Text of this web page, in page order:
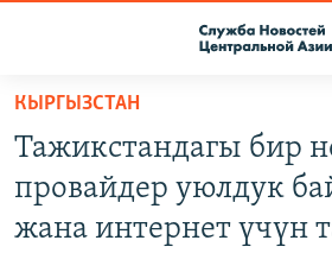
Вернуться
основному
содержанию
Вернутся
КОНТАКТЫ
КЫРГЫЗСТАН
Тажикстандагы бир
провайдер уюлдук
жана интернет үчүн